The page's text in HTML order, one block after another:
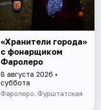
«Хранители города»
с фонарщиком
Фаролеро
8 августа 2026 •
суббота
Фаролеро. Фурштатская